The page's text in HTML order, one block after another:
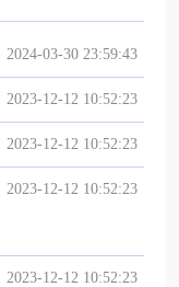
2024-03-30 23:59:43
2023-12-12 10:52:23
2023-12-12 10:52:23
2023-12-12 10:52:23
2023-12-12 10:52:23